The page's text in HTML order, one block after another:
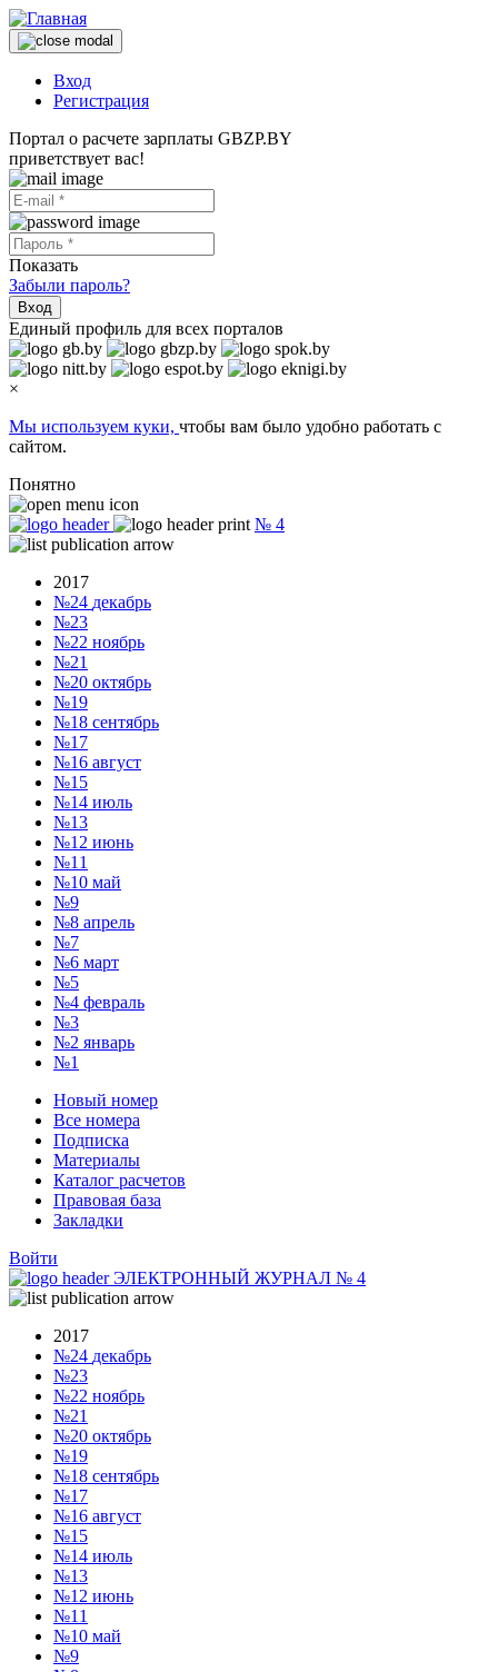
Вход
Регистрация
Портал о расчете зарплаты GBZP.BY
приветствует вас!
Показать
Забыли пароль?
Вход
Единый профиль для всех порталов
×
Мы используем куки, чтобы вам было удобно работать с
сайтом.
Понятно
№ 4
2017
№24 декабрь
№23
№22 ноябрь
№21
№20 октябрь
№19
№18 сентябрь
№17
№16 август
№15
№14 июль
№13
№12 июнь
№11
№10 май
№9
№8 апрель
№7
№6 март
№5
№4 февраль
№3
№2 январь
№1
Новый номер
Все номера
Подписка
Материалы
Каталог расчетов
Правовая база
Закладки
Войти
ЭЛЕКТРОННЫЙ ЖУРНАЛ № 4
2017
№24 декабрь
№23
№22 ноябрь
№21
№20 октябрь
№19
№18 сентябрь
№17
№16 август
№15
№14 июль
№13
№12 июнь
№11
№10 май
№9